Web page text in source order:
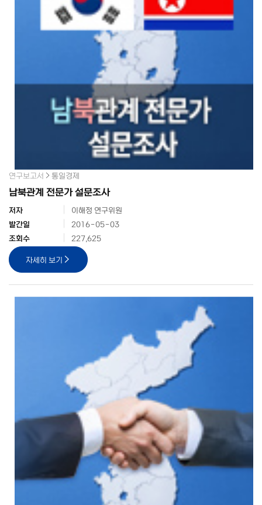
연구보고서 통일경제
남북관계 전문가 설문조사
저자
이해정 연구위원
발간일
2016-05-03
조회수
227,625
자세히 보기